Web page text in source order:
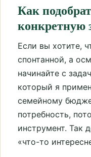
Как
конкретную
Если вы хотите,
спонтанной, а
начинайте с
который я
семейному
потребность,
инструмент. Так
«что-то